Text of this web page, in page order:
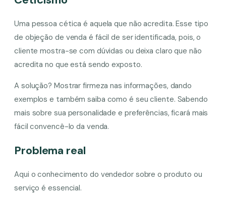
Uma pessoa cética é aquela que não acredita. Esse tipo
de objeção de venda é fácil de ser identificada, pois, o
cliente mostra-se com dúvidas ou deixa claro que não
acredita no que está sendo exposto.
A solução? Mostrar firmeza nas informações, dando
exemplos e também saiba como é seu cliente. Sabendo
mais sobre sua personalidade e preferências, ficará mais
fácil convencê-lo da venda.
Problema real
Aqui o conhecimento do vendedor sobre o produto ou
serviço é essencial.